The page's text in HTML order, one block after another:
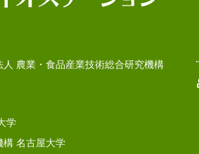
人 農業・食品産業技術総合研究機構
学
構 名古屋大学